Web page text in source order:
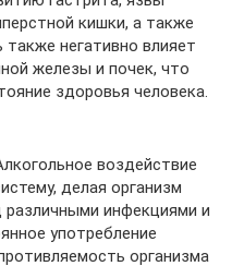
кишки, а также
также негативно влияет
железы и почек, что
здоровья человека.
воздействие
делая организм
инфекциями и
употребление
организма